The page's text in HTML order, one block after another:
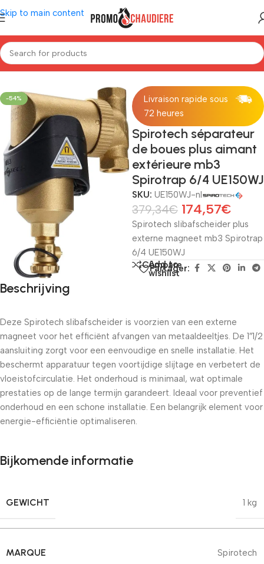
Skip to main content
Home/Installatiemateriaal/Lucht- en slibscheider
-54%
Livraison rapide sous
72 heures
Spirotech séparateur
de boues plus aimant
extérieure mb3
Spirotrap 6/4 UE150WJ
SKU: UE150WJ-nl
379,34€ 174,57€
Spirotech slibafscheider plus
externe magneet mb3 Spirotrap
6/4 UE150WJ
Compare
Add to
wishlist
Partager:
Beschrijving
Deze Spirotech slibafscheider is voorzien van een externe
magneet voor het efficiënt afvangen van metaaldeeltjes. De 1″1/2
aansluiting zorgt voor een eenvoudige en snelle installatie. Het
beschermt apparatuur tegen voortijdige slijtage en verbetert de
vloeistofcirculatie. Het onderhoud is minimaal, wat optimale
prestaties op de lange termijn garandeert. Ideaal voor preventief
onderhoud en een schone installatie. Een belangrijk element voor
energie-efficiëntie optimaliseren.
Bijkomende informatie
GEWICHT 1 kg
MARQUE Spirotech